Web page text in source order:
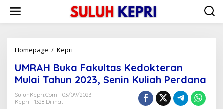
w
Homepage / Kepri
R
A
H
B
UMRAH Buka Fakultas Kedokteran
Mulai Tahun 2023, Senin Kuliah Perdana
SuluhKepri.com
03/09/2023
Kepri
1328 Dilihat